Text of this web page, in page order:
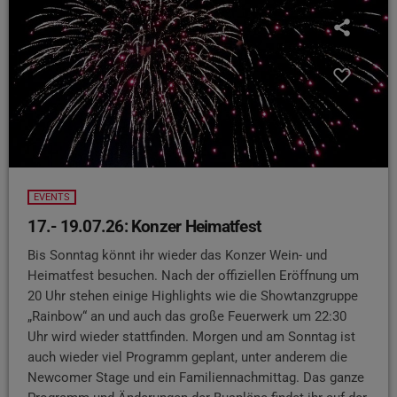
EVENTS
17.- 19.07.26: Konzer Heimatfest
Bis Sonntag könnt ihr wieder das Konzer Wein- und
Heimatfest besuchen. Nach der offiziellen Eröffnung um
20 Uhr stehen einige Highlights wie die Showtanzgruppe
„Rainbow“ an und auch das große Feuerwerk um 22:30
Uhr wird wieder stattfinden. Morgen und am Sonntag ist
auch wieder viel Programm geplant, unter anderem die
Newcomer Stage und ein Familiennachmittag. Das ganze